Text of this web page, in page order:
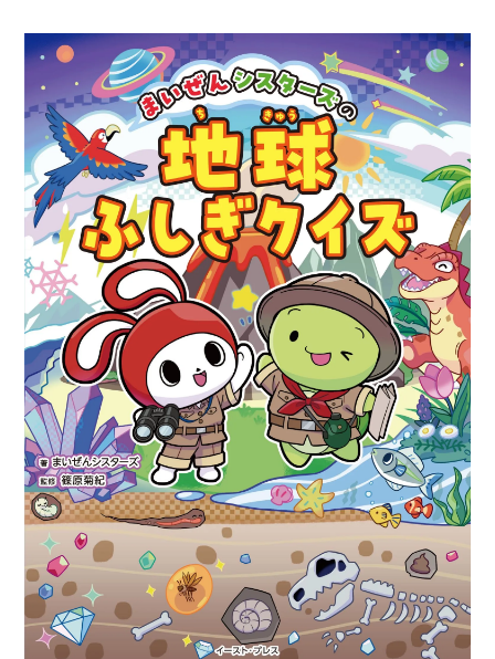
イ
ッ
キ
ー
と
ま
な
ぶ
ま
い
ぜ
ん
シ
ス
タ
ー
ズ
の
は
じ
め
て
の
天
気
ク
イ
ズ
が
発
売
中！！